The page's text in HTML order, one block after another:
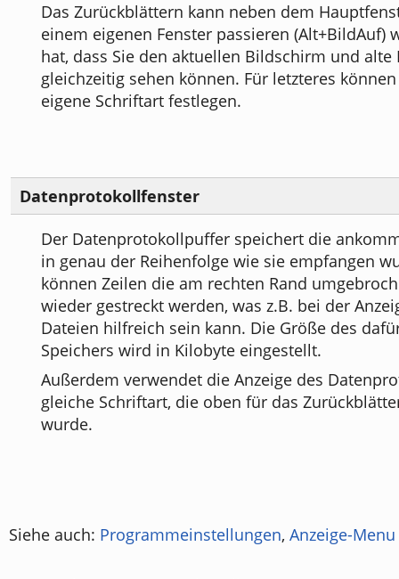
Das Zurückblättern kann neben dem
einem eigenen Fenster passieren (Alt+BildAuf)
hat, dass Sie den aktuellen Bildschirm und alte
gleichzeitig sehen können. Für letzteres
eigene Schriftart festlegen.
Datenprotokollfenster
Der Datenprotokollpuffer speichert die
in genau der Reihenfolge wie sie empfangen
können Zeilen die am rechten Rand
wieder gestreckt werden, was z.B. bei der
Dateien hilfreich sein kann. Die Größe des
Speichers wird in Kilobyte eingestellt.
Außerdem verwendet die Anzeige des
gleiche Schriftart, die oben für das
wurde.
Siehe auch: Programmeinstellungen, Anzeige-Menu